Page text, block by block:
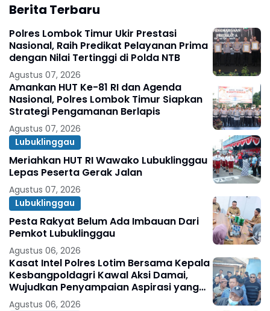
Berita Terbaru
Polres Lombok Timur Ukir Prestasi
Nasional, Raih Predikat Pelayanan Prima
dengan Nilai Tertinggi di Polda NTB
Agustus 07, 2026
Amankan HUT Ke-81 RI dan Agenda
Nasional, Polres Lombok Timur Siapkan
Strategi Pengamanan Berlapis
Agustus 07, 2026
Lubuklinggau
Meriahkan HUT RI Wawako Lubuklinggau
Lepas Peserta Gerak Jalan
Agustus 07, 2026
Lubuklinggau
Pesta Rakyat Belum Ada Imbauan Dari
Pemkot Lubuklinggau
Agustus 06, 2026
Kasat Intel Polres Lotim Bersama Kepala
Kesbangpoldagri Kawal Aksi Damai,
Wujudkan Penyampaian Aspirasi yang
Aman dan Kondusif
Agustus 06, 2026